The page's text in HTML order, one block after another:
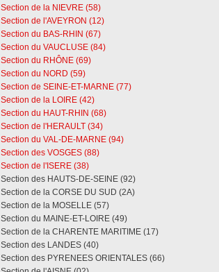
Section de la NIEVRE (58)
Section de l'AVEYRON (12)
Section du BAS-RHIN (67)
Section du VAUCLUSE (84)
Section du RHÔNE (69)
Section du NORD (59)
Section de SEINE-ET-MARNE (77)
Section de la LOIRE (42)
Section du HAUT-RHIN (68)
Section de l'HERAULT (34)
Section du VAL-DE-MARNE (94)
Section des VOSGES (88)
Section de l'ISERE (38)
Section des HAUTS-DE-SEINE (92)
Section de la CORSE DU SUD (2A)
Section de la MOSELLE (57)
Section du MAINE-ET-LOIRE (49)
Section de la CHARENTE MARITIME (17)
Section des LANDES (40)
Section des PYRENEES ORIENTALES (66)